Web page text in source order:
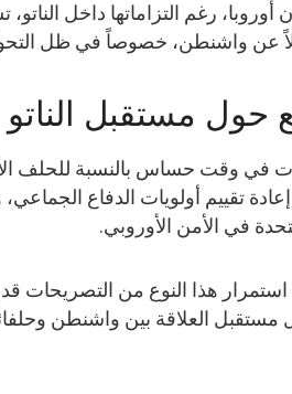
رغم التزاماتها داخل
عن واشنطن، خصوصاً في ظل
مستقبل الناتو
في وقت حساس بالنسبة للحلف
تقييم أولويات الدفاع
في الأمن الأوروبي.
هذا النوع من التصريحات
العلاقة بين واشنطن